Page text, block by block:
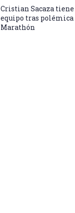
Cristian Sacaza tiene
equipo tras
Marathón